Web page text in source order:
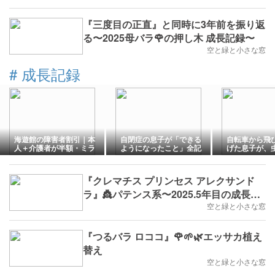
『三度目の正直』と同時に3年前を振り返
る〜2025母バラ🌹の押し木 成長記録〜
空と緑と小さな窓
# 成長記録
海遊館の障害者割引｜本
人＋介護者が半額・ミラ
イロID対応【2026年最
新】
自閉症の息子が「できる
ようになったこと」全記
録｜16年間の成長リスト
【随時更新】
自転車から飛
げた息子が、
なるまで｜自
者・16年の記
『クレマチス プリンセス アレクサンド
ラ』👸パテンス系〜2025.5年目の成長記
空と緑と小さな窓
『つるバラ ロココ』🌹🌱🌿エッサカ植え
替え
空と緑と小さな窓